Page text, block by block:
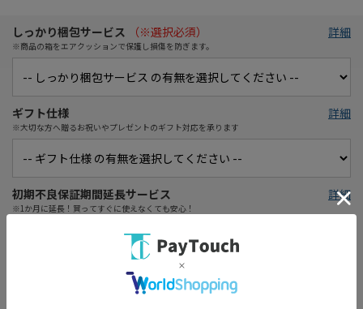
しっかり梱包サービス （※選択必須）
※商品の箱をエアクッションで保護し損傷を防ぎます。
詳細
ギフト仕様
※大切な方へ贈るお祝いやプレゼントのギフト対応を承ります
詳細
初期不良保証期間延長サービス
※1か月に延長！買ってすぐに使えなくても安心！
詳細
在庫がありません